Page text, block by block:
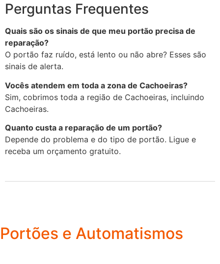
Perguntas Frequentes
Quais são os sinais de que meu portão precisa de
reparação?
O portão faz ruído, está lento ou não abre? Esses são
sinais de alerta.
Vocês atendem em toda a zona de Cachoeiras?
Sim, cobrimos toda a região de Cachoeiras, incluindo
Cachoeiras.
Quanto custa a reparação de um portão?
Depende do problema e do tipo de portão. Ligue e
receba um orçamento gratuito.
Portões e Automatismos